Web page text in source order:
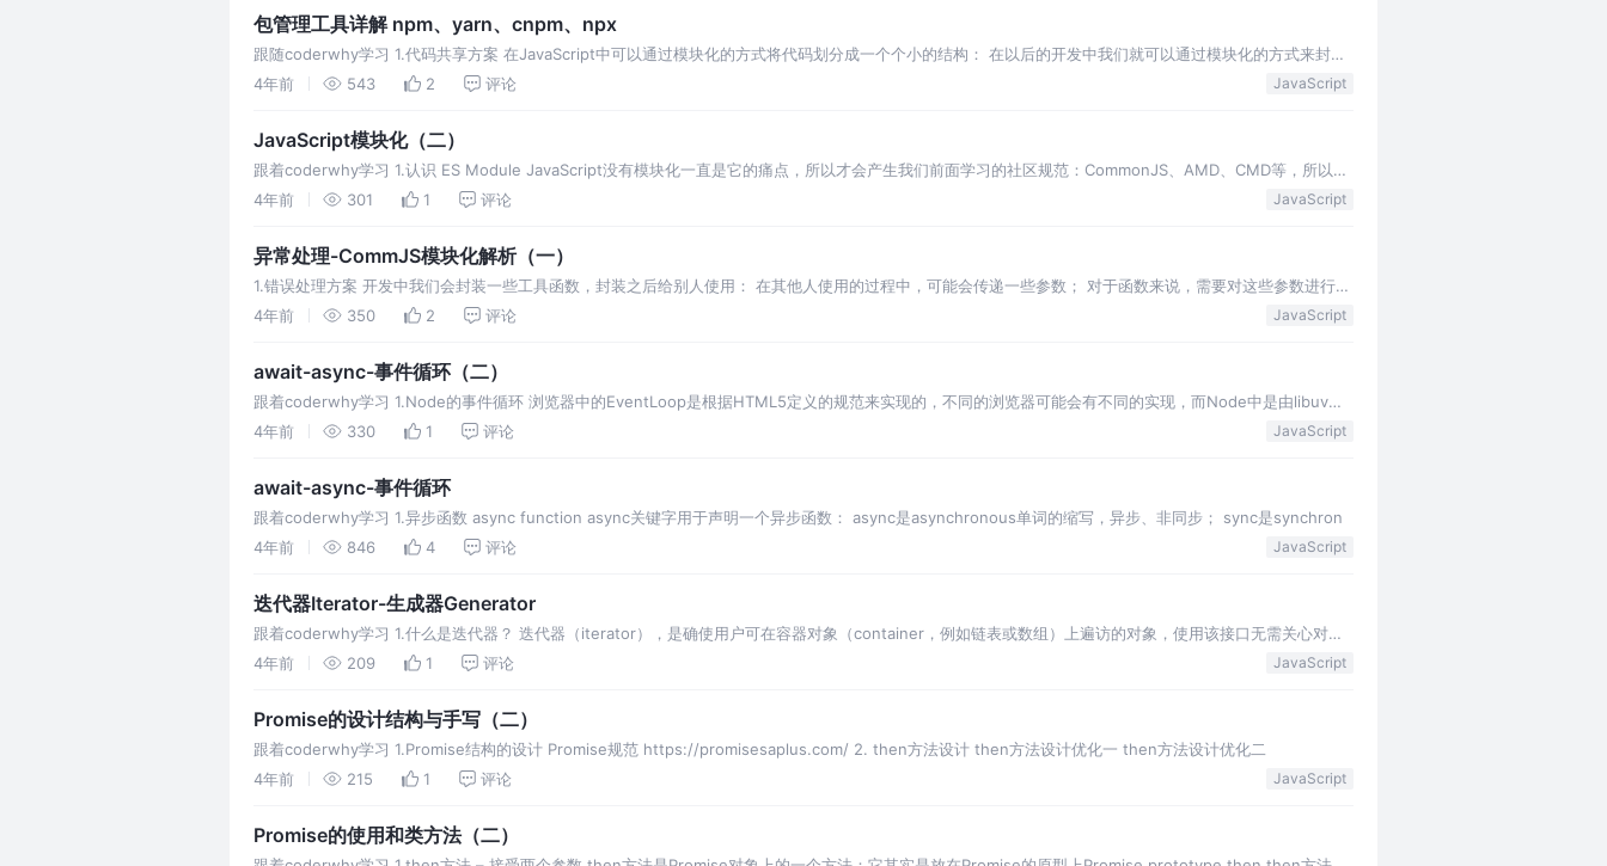
包管理工具详解 npm、yarn、cnpm、npx
跟随coderwhy学习 1.代码共享方案 在JavaScript中可以通过模块化的方式将代码划分成一个个小的结构： 在以后的开发中我们就可以通过模块化的方式来封装
自己的代码，并且封装成一个工具； 这
4年前 543 2 评论 JavaScript
JavaScript模块化（二）
跟着coderwhy学习 1.认识 ES Module JavaScript没有模块化一直是它的痛点，所以才会产生我们前面学习的社区规范：CommonJS、AMD、CMD等，所以在
ES推出自己的模块化
4年前 301 1 评论 JavaScript
异常处理-CommJS模块化解析（一）
1.错误处理方案 开发中我们会封装一些工具函数，封装之后给别人使用： 在其他人使用的过程中，可能会传递一些参数； 对于函数来说，需要对这些参数进行验
证，否则可能得到的是我们不想要的结果； 很多时候我们
4年前 350 2 评论 JavaScript
await-async-事件循环（二）
跟着coderwhy学习 1.Node的事件循环 浏览器中的EventLoop是根据HTML5定义的规范来实现的，不同的浏览器可能会有不同的实现，而Node中是由libuv实
现的。 这里给出一个Nod
4年前 330 1 评论 JavaScript
await-async-事件循环
跟着coderwhy学习 1.异步函数 async function async关键字用于声明一个异步函数： async是asynchronous单词的缩写，异步、非同步； sync是synchron
4年前
846 4 评论 JavaScript
迭代器Iterator-生成器Generator
跟着coderwhy学习 1.什么是迭代器？ 迭代器（iterator），是确使用户可在容器对象（container，例如链表或数组）上遍访的对象，使用该接口无需关心对象
的内部实现细节。 其行为像数据
4年前 209 1 评论 JavaScript
Promise的设计结构与手写（二）
跟着coderwhy学习 1.Promise结构的设计 Promise规范 https://promisesaplus.com/ 2. then方法设计 then方法设计优化一 then方法设计优化二
4年前
215 1 评论 JavaScript
Promise的使用和类方法（二）